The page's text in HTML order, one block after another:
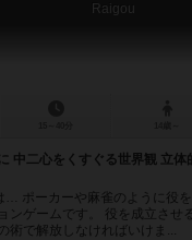
Raigou
中二心をくすぐる世界観 立体
… ポーカーや麻雀のように役
ンゲームです。 役を成立させ
術で解放しなければいけま...